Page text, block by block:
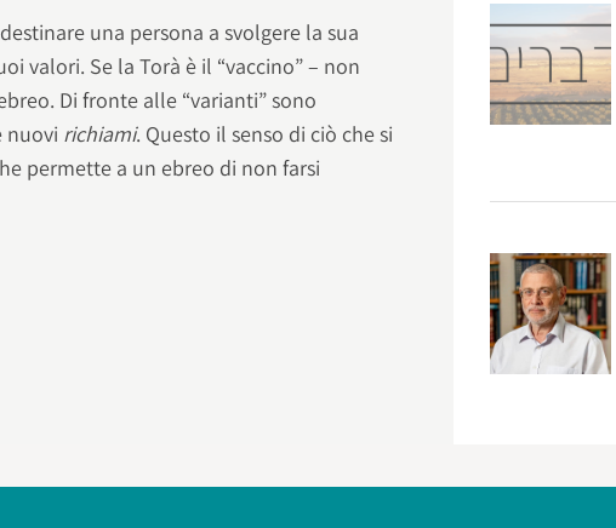
una persona a svolgere la sua
valori. Se la Torà è il “vaccino” – non
Di fronte alle “varianti” sono
nuovi richiami. Questo il senso di ciò che si
permette a un ebreo di non farsi